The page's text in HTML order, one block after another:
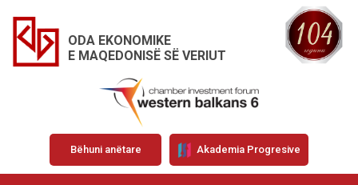
ODA EKONOMIKE
E MAQEDONISË SË VERIUT
Bëhuni anëtare Akademia Progresive